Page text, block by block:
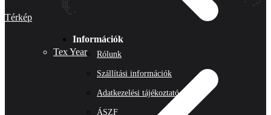
Tex Year
Térkép
Információk
Rólunk
Szállítási információk
Adatkezelési tájékoztató
ÁSZF